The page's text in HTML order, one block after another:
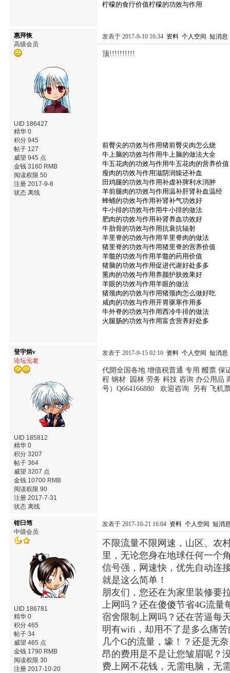
柠檬的食疗价值柠檬的功效与作用
惠拜恢
高级会员
UID 186427
精华 0
积分 945
帖子 127
威望 945 点
金钱 3160 RMB
阅读权限 50
注册 2017-9-8
状态 离线
发表于 2017-9-10 16:34 资料 个人空间 短消息
顶!!!!!!!!!!
前臀尖的功效与作用猪前臀尖肉怎么烧
牛上脑的功效与作用牛上脑的做法大全
牛五花肉的功效与作用牛五花肉的营养价值
瘦肉的功效与作用滋阴润燥还补血
田鸡腿的功效与作用补虚补脾利水消肿
羊前腿肉的功效与作用温补肝肾补血温经
蜂蛹的功效与作用补肾补气功效好
牛小排的功效与作用牛小排的做法
肥肉的功效与作用补肾养血功效好
牛肋骨的功效与作用抗衰抗辐射
羊里脊的功效与作用羊里脊肉的做法
猪里脊的功效与作用猪里脊的营养价值
羊髓的功效与作用羊髓的药用价值
猪脑的功效与作用促进代谢好处多多
熏肉的功效与作用养颜护肤效果好
羊眼的功效与作用羊眼的做法
猪颈肉的功效与作用猪颈肉怎么做好吃
咸肉的功效与作用开胃驱寒作用多
牛外脊的功效与作用西冷牛排的做法
火腿肠的功效与作用富含营养好处多
登宇炳v
论坛元老
UID 185812
精华 0
积分 3207
帖子 364
威望 3207 点
金钱 10700 RMB
阅读权限 90
注册 2017-7-31
状态 离线
发表于 2017-9-15 02:10 资料 个人空间 短消息
代開全国各地 增值税普通 专用 醱票
程 钢材 园林 劳务 科技 咨询 办公用品
号）Q664166880 欢迎咨询 另有 飞机
钳臼筇
中级会员
UID 186781
精华 0
积分 465
帖子 34
威望 465 点
金钱 1790 RMB
阅读权限 30
注册 2017-10-20
发表于 2017-10-21 16:04 资料 个人空间 短消
不限流量不限网速，山区、农
里，无论您身在地球任何一个
信号强，网速快，优先自动连
就是这么简单！
朋友们，您还在为家里装修要
上网吗？还在傻傻节省4G流量
宿舍限制上网吗？还在苦逼每
明有wifi，却用不了是多么痛
几个G的流量，壕！？还是无
昂的费用是不是让您皱眉呢？
费上网不花钱，无需电脑，无